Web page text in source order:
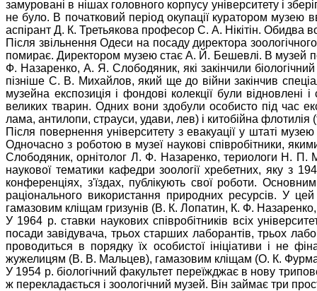
замуровані в нішах головного корпусу університету і
не було. В початковий період окупації куратором
аспірант Д. К. Третьякова професор С. А. Нікітін. Обидва
Після звільнення Одеси на посаду директора
помирає. Директором музею стає А. Й. Бешевлі. В музей
Ф. Назаренко, А. Я. Слободяник, які закінчили
пізніше С. В. Михайлов, який ще до війни закінчив
музейна експозиція і фондові колекції були
великих тварин. Одних вони здобули особисто під час
лама, антилопи, страуси, удави, лев) і китобійна флотилія
Після повернення університету з евакуації у штаті
Одночасно з роботою в музеї наукові співробітники,
Слободяник, орнітолог Л. Ф. Назаренко, териологи Н. П.
наукової тематики кафедри зоології хребетних, яку з
конференціях, з'їздах, публікують свої роботи.
раціонального використання природних ресурсів. У
гамазовим кліщам гризунів (В. К. Лопатин, К. Ф.
У 1964 р. ставки наукових співробітників всіх
посади завідувача, трьох старших лаборантів, трьох
проводиться в порядку їх особистої ініціативи і не
жужелицям (В. В. Мальцев), гамазовим кліщам (О. К.
У 1954 р. біологічний факультет переїжджає в нову
ж перекладається і зоологічний музей. Він займає три